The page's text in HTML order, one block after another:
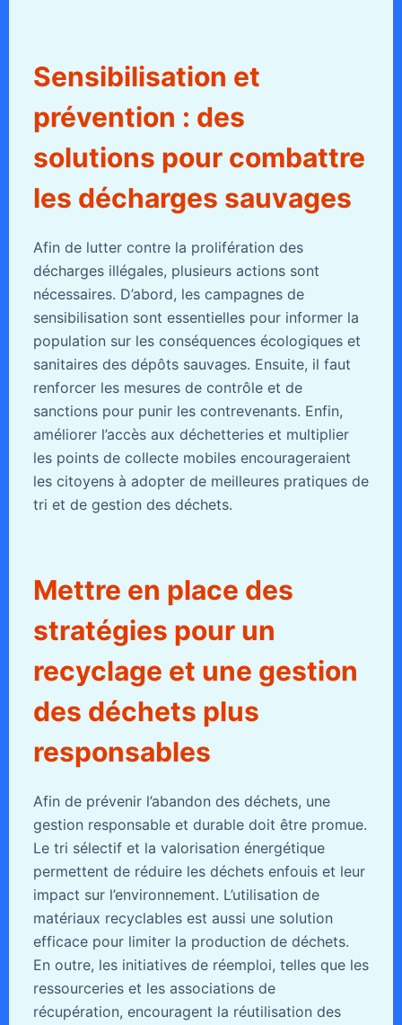
Sensibilisation et
prévention : des
solutions pour combattre
les décharges sauvages
Afin de lutter contre la prolifération des
décharges illégales, plusieurs actions sont
nécessaires. D’abord, les campagnes de
sensibilisation sont essentielles pour informer la
population sur les conséquences écologiques et
sanitaires des dépôts sauvages. Ensuite, il faut
renforcer les mesures de contrôle et de
sanctions pour punir les contrevenants. Enfin,
améliorer l’accès aux déchetteries et multiplier
les points de collecte mobiles encourageraient
les citoyens à adopter de meilleures pratiques de
tri et de gestion des déchets.
Mettre en place des
stratégies pour un
recyclage et une gestion
des déchets plus
responsables
Afin de prévenir l’abandon des déchets, une
gestion responsable et durable doit être promue.
Le tri sélectif et la valorisation énergétique
permettent de réduire les déchets enfouis et leur
impact sur l’environnement. L’utilisation de
matériaux recyclables est aussi une solution
efficace pour limiter la production de déchets.
En outre, les initiatives de réemploi, telles que les
ressourceries et les associations de
récupération, encouragent la réutilisation des